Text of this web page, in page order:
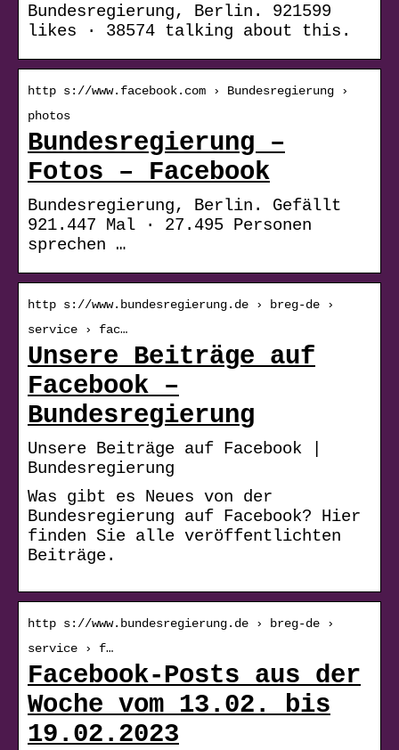
Bundesregierung, Berlin. 921599
likes · 38574 talking about this.
http s://www.facebook.com › Bundesregierung ›
photos
Bundesregierung –
Fotos – Facebook
Bundesregierung, Berlin. Gefällt
921.447 Mal · 27.495 Personen
sprechen …
http s://www.bundesregierung.de › breg-de ›
service › fac…
Unsere Beiträge auf
Facebook –
Bundesregierung
Unsere Beiträge auf Facebook |
Bundesregierung
Was gibt es Neues von der
Bundesregierung auf Facebook? Hier
finden Sie alle veröffentlichten
Beiträge.
http s://www.bundesregierung.de › breg-de ›
service › f…
Facebook-Posts aus der
Woche vom 13.02. bis
19.02.2023